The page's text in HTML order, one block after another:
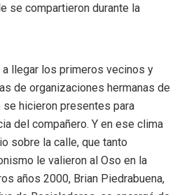
se compartieron durante la
llegar los primeros vecinos y
de organizaciones hermanas de
hicieron presentes para
del compañero. Y en ese clima
sobre la calle, que tanto
le valieron al Oso en la
años 2000, Brian Piedrabuena,